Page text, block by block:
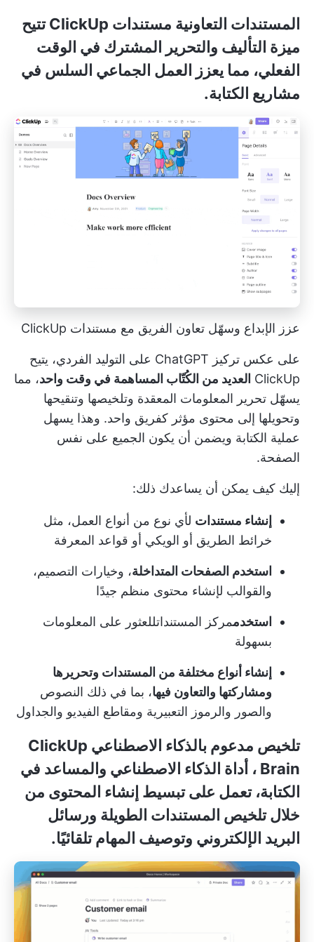
المستندات التعاونية مستندات ClickUp
تتيح
ميزة التأليف والتحرير المشترك في الوقت
الفعلي، مما يعزز العمل الجماعي السلس في
مشاريع الكتابة.
عزز الإبداع وسهّل تعاون الفريق مع مستندات ClickUp
على عكس تركيز ChatGPT على التوليد الفردي، يتيح
ClickUp العديد من الكُتّاب المساهمة في وقت واحد، مما
يسهّل تحرير المعلومات المعقدة وتلخيصها وتنقيحها
وتحويلها إلى محتوى مؤثر كفريق واحد. وهذا يسهل
عملية الكتابة ويضمن أن يكون الجميع على نفس
الصفحة.
إليك كيف يمكن أن يساعدك ذلك:
إنشاء مستندات لأي نوع من أنواع العمل، مثل
خرائط الطريق أو الويكي أو قواعد المعرفة
استخدم الصفحات المتداخلة، وخيارات التصميم،
والقوالب لإنشاء محتوى منظم جيدًا
استخدممركز المستنداتللعثور على المعلومات
بسهولة
إنشاء أنواع مختلفة من المستندات وتحريرها
ومشاركتها والتعاون فيها، بما في ذلك النصوص
والصور والرموز التعبيرية ومقاطع الفيديو والجداول
تلخيص مدعوم بالذكاء الاصطناعي ClickUp
Brain ، أداة الذكاء الاصطناعي والمساعد في
الكتابة، تعمل على تبسيط إنشاء المحتوى من
خلال تلخيص المستندات الطويلة ورسائل
البريد الإلكتروني وتوصيف المهام تلقائيًا.